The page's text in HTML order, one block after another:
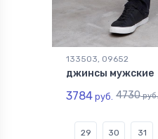
133503, 09652
джинсы мужские
3784 руб. 4730руб.
29 30 31